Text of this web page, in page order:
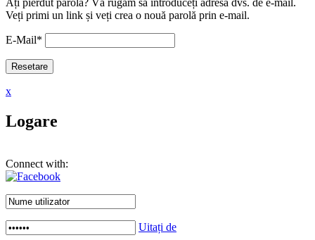
Ați pierdut parola? Vă rugăm să introduceți adresa dvs. de e-mail.
Veți primi un link și veți crea o nouă parolă prin e-mail.
E-Mail*
x
Logare
Connect with:
Uitați de